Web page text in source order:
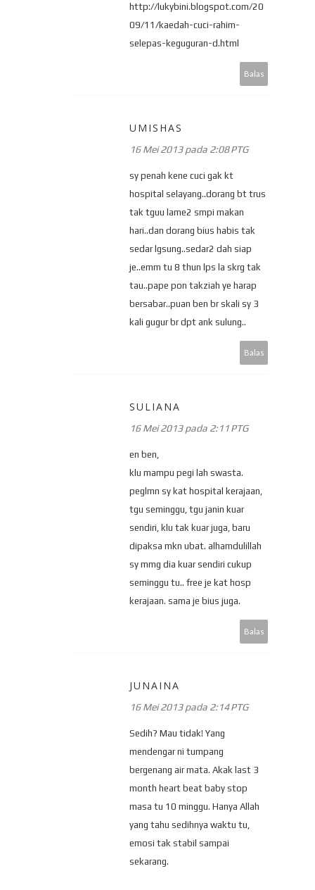
http://lukybini.blogspot.com/20
09/11/kaedah-cuci-rahim-
selepas-keguguran-d.html
Balas
UMISHAS
16 Mei 2013 pada 2:08 PTG
sy penah kene cuci gak kt
hospital selayang..dorang bt trus
tak tguu lame2 smpi makan
hari..dan dorang bius habis tak
sedar lgsung..sedar2 dah siap
je..emm tu 8 thun lps la skrg tak
tau..pape pon takziah ye harap
bersabar..puan ben br skali sy 3
kali gugur br dpt ank sulung..
Balas
SULIANA
16 Mei 2013 pada 2:11 PTG
en ben,
klu mampu pegi lah swasta.
peglmn sy kat hospital kerajaan,
tgu seminggu, tgu janin kuar
sendiri, klu tak kuar juga, baru
dipaksa mkn ubat. alhamdulillah
sy mmg dia kuar sendiri cukup
seminggu tu.. free je kat hosp
kerajaan. sama je bius juga.
Balas
JUNAINA
16 Mei 2013 pada 2:14 PTG
Sedih? Mau tidak! Yang
mendengar ni tumpang
bergenang air mata. Akak last 3
month heart beat baby stop
masa tu 10 minggu. Hanya Allah
yang tahu sedihnya waktu tu,
emosi tak stabil sampai
sekarang.